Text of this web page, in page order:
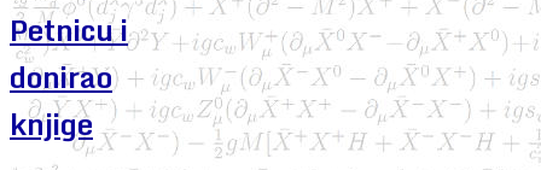
Petnicu i
donirao
knjige